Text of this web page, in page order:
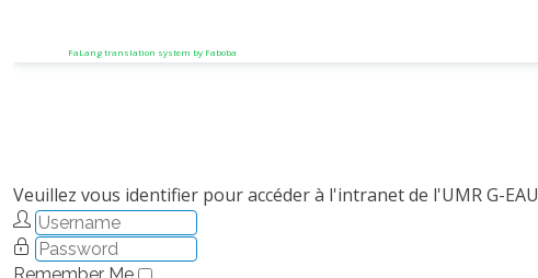
FaLang translation system by Faboba
Veuillez vous identifier pour accéder à l'intranet de l'UMR G-EAU